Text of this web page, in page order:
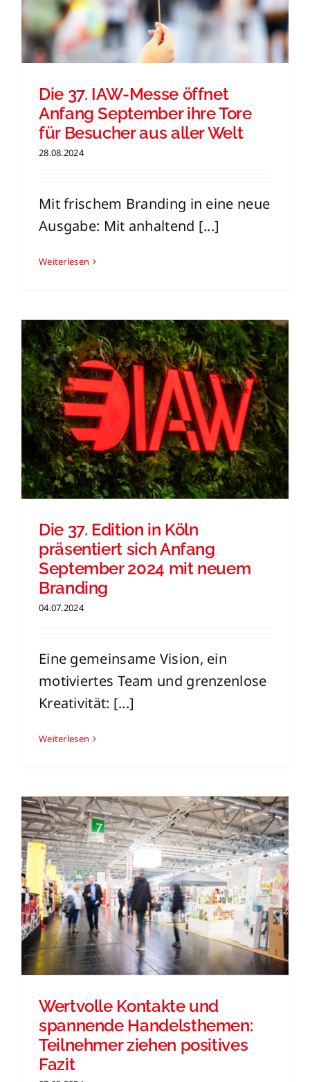
Die 37. IAW-Messe öffnet
Anfang September ihre Tore
für Besucher aus aller Welt
28.08.2024
Mit frischem Branding in eine neue
Ausgabe: Mit anhaltend [...]
Weiterlesen
Die 37. Edition in Köln
präsentiert sich Anfang
September 2024 mit neuem
Branding
04.07.2024
Eine gemeinsame Vision, ein
motiviertes Team und grenzenlose
Kreativität: [...]
Weiterlesen
Wertvolle Kontakte und
spannende Handelsthemen:
Teilnehmer ziehen positives
Fazit